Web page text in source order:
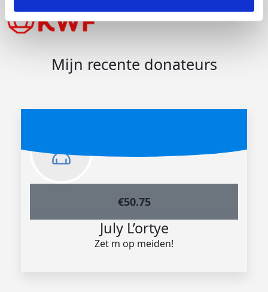
Mijn recente donateurs
€50.75
July L’ortye
Zet m op meiden!